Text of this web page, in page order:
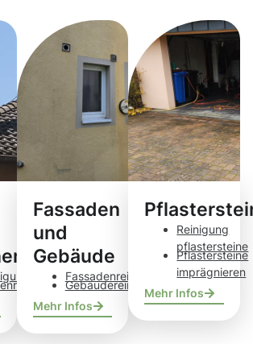
Fassaden
und
Gebäude
Fassadenreinigung
Gebäudereinigung
Mehr Infos
Reinigung
pflastersteine
Pflastersteine
imprägnieren
Mehr Infos